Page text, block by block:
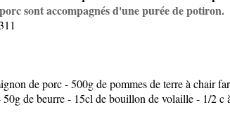
porc sont accompagnés d'une purée de potiron.
de porc - 500g de pommes de terre à chair
de beurre - 15cl de bouillon de volaille - 1/2 c